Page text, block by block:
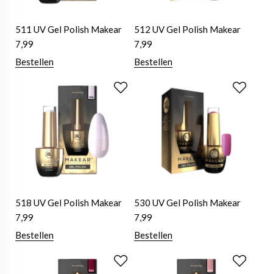
511 UV Gel Polish Makear
7,99
Bestellen
512 UV Gel Polish Makear
7,99
Bestellen
518 UV Gel Polish Makear
7,99
Bestellen
530 UV Gel Polish Makear
7,99
Bestellen